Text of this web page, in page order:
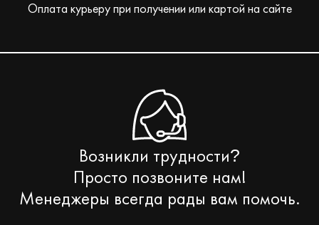
Оплата курьеру при получении или картой на сайте
Возникли трудности?
Просто позвоните нам!
Менеджеры всегда рады вам помочь.